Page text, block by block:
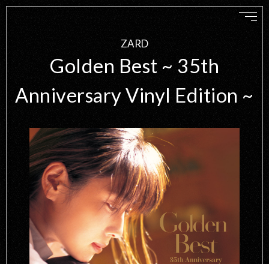
ZARD
Golden Best ~ 35th
Anniversary Vinyl Edition ~